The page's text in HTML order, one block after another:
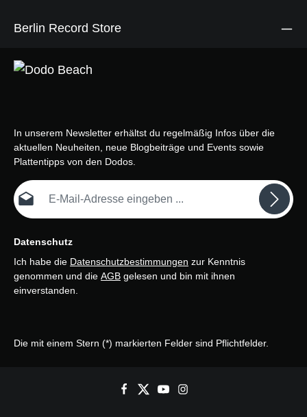
Berlin Record Store
In unserem Newsletter erhältst du regelmäßig Infos über die
aktuellen Neuheiten, neue Blogbeiträge und Events sowie
Plattentipps von den Dodos.
E-Mail-Adresse*
Datenschutz
Ich habe die Datenschutzbestimmungen zur Kenntnis
genommen und die AGB gelesen und bin mit ihnen
einverstanden.
Die mit einem Stern (*) markierten Felder sind Pflichtfelder.